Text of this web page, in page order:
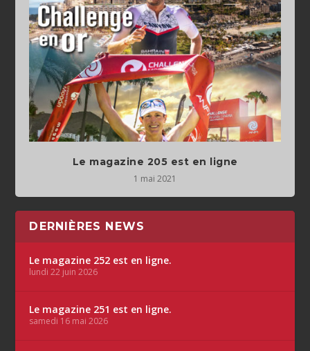
Le magazine 205 est en ligne
1 mai 2021
DERNIÈRES NEWS
Le magazine 252 est en ligne.
lundi 22 juin 2026
Le magazine 251 est en ligne.
samedi 16 mai 2026